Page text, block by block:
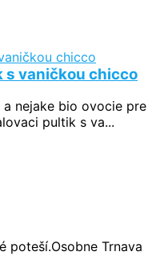
s vaničkou chicco
nejake bio ovocie pre
pultik s va...
poteší.Osobne Trnava